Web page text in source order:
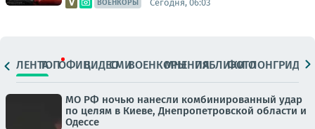
ВОЕНКОРЫ Сегодня, 06:03
ЛЕНТАТОПОФИЦ.ВИДЕОСМИВОЕНКОРЫМНЕНИЯПАБЛИКИ
ФОТОЛОНГРИДЫ
МО РФ ночью нанесли комбинированный удар
по целям в Киеве, Днепропетровской области и
Одессе